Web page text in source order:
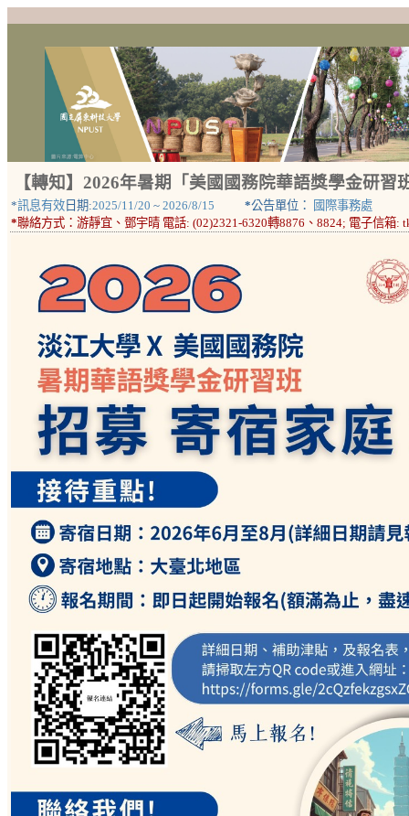
【轉知】2026年暑期「美國國務院華語獎學金研習
*訊息有效 日期:2025/11/20 ~ 2026/8/15 *公告單位：
國際事務處
*聯絡方式： 游靜宜、鄧宇晴 電話: (02)2321-6320轉8876、8824; 電子信箱: